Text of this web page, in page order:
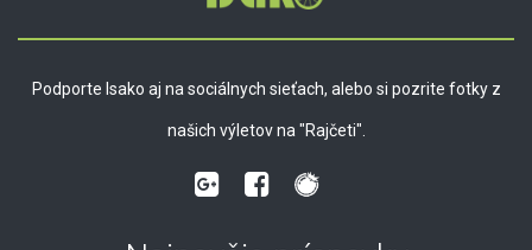
Podporte Isako aj na sociálnych sieťach, alebo si pozrite fotky z
našich výletov na "Rajčeti".